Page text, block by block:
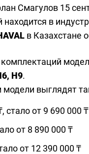
Смагулов 15
находится в
в Казахстане
H9.
модели выглядят
стало от 9 690 000 ₸
от 8 890 000 ₸
от 12 390 000 ₸